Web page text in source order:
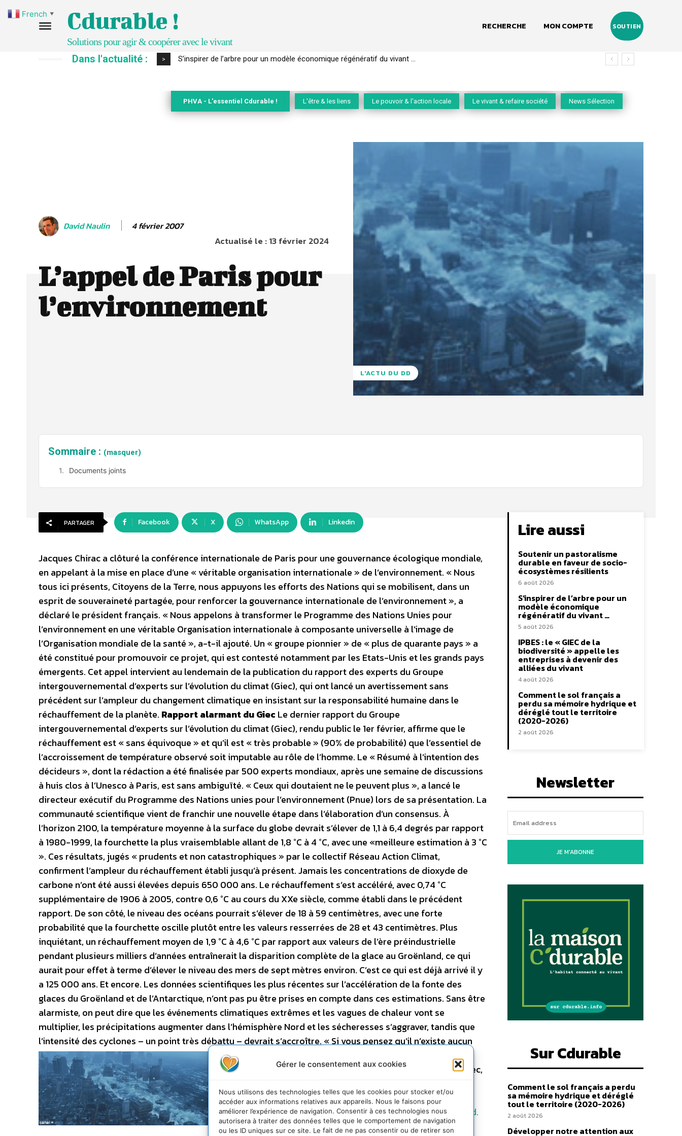
Gérer le consentement aux cookies
Nous utilisons des technologies telles que les cookies pour stocker et/ou
accéder aux informations relatives aux appareils. Nous le faisons pour
améliorer l’expérience de navigation. Consentir à ces technologies nous
autorisera à traiter des données telles que le comportement de navigation
ou les ID uniques sur ce site. Le fait de ne pas consentir ou de retirer son
Cdurable !
Solutions pour agir & coopérer avec le vivant
RECHERCHE MON COMPTE SOUTIEN
Dans l'actualité : > IPBES : le « GIEC de la biodiversité » appelle les entreprises à devenir des alliées du vivant
PHVA - L'essentiel Cdurable ! L'être & les liens Le pouvoir & l'action locale Le vivant & refaire société News Sélection
David Naulin 4 février 2007
Actualisé le :13 février 2024
L’appel de Paris pour
l’environnement
L'ACTU DU DD
Sommaire : (masquer)
Documents joints
PARTAGER Facebook X WhatsApp Linkedin
Jacques Chirac a clôturé la conférence internationale de Paris pour une gouvernance écologique mondiale,
en appelant à la mise en place d’une « véritable organisation internationale » de l’environnement. « Nous
tous ici présents, Citoyens de la Terre, nous appuyons les efforts des Nations qui se mobilisent, dans un
esprit de souveraineté partagée, pour renforcer la gouvernance internationale de l’environnement », a
déclaré le président français. « Nous appelons à transformer le Programme des Nations Unies pour
l’environnement en une véritable Organisation internationale à composante universelle à l’image de
l’Organisation mondiale de la santé », a-t-il ajouté. Un « groupe pionnier » de « plus de quarante pays » a
été constitué pour promouvoir ce projet, qui est contesté notamment par les Etats-Unis et les grands pays
émergents. Cet appel intervient au lendemain de la publication du rapport des experts du Groupe
intergouvernemental d’experts sur l’évolution du climat (Giec), qui ont lancé un avertissement sans
précédent sur l’ampleur du changement climatique en insistant sur la responsabilité humaine dans le
réchauffement de la planète. Rapport alarmant du Giec Le dernier rapport du Groupe
intergouvernemental d’experts sur l’évolution du climat (Giec), rendu public le 1er février, affirme que le
réchauffement est « sans équivoque » et qu’il est « très probable » (90% de probabilité) que l’essentiel de
l’accroissement de température observé soit imputable au rôle de l’homme. Le « Résumé à l’intention des
décideurs », dont la rédaction a été finalisée par 500 experts mondiaux, après une semaine de discussions
à huis clos à l’Unesco à Paris, est sans ambiguïté. « Ceux qui doutaient ne le peuvent plus », a lancé le
directeur exécutif du Programme des Nations unies pour l’environnement (Pnue) lors de sa présentation. La
communauté scientifique vient de franchir une nouvelle étape dans l’élaboration d’un consensus. À
l’horizon 2100, la température moyenne à la surface du globe devrait s’élever de 1,1 à 6,4 degrés par rapport
à 1980-1999, la fourchette la plus vraisemblable allant de 1,8 °C à 4 °C, avec une «meilleure estimation à 3 °C
». Ces résultats, jugés « prudents et non catastrophiques » par le collectif Réseau Action Climat,
confirment l’ampleur du réchauffement établi jusqu’à présent. Jamais les concentrations de dioxyde de
carbone n’ont été aussi élevées depuis 650 000 ans. Le réchauffement s’est accéléré, avec 0,74 °C
supplémentaire de 1906 à 2005, contre 0,6 °C au cours du XXe siècle, comme établi dans le précédent
rapport. De son côté, le niveau des océans pourrait s’élever de 18 à 59 centimètres, avec une forte
probabilité que la fourchette oscille plutôt entre les valeurs resserrées de 28 et 43 centimètres. Plus
inquiétant, un réchauffement moyen de 1,9 °C à 4,6 °C par rapport aux valeurs de l’ère préindustrielle
pendant plusieurs milliers d’années entraînerait la disparition complète de la glace au Groënland, ce qui
aurait pour effet à terme d’élever le niveau des mers de sept mètres environ. C’est ce qui est déjà arrivé il y
a 125 000 ans. Et encore. Les données scientifiques les plus récentes sur l’accélération de la fonte des
glaces du Groënland et de l’Antarctique, n’ont pas pu être prises en compte dans ces estimations. Sans être
alarmiste, on peut dire que les événements climatiques extrêmes et les vagues de chaleur vont se
multiplier, les précipitations augmenter dans l’hémisphère Nord et les sécheresses s’aggraver, tandis que
l’intensité des cyclones – un point très débattu – devrait s’accroître.« Si vous pensez qu’il n’existe aucun
rapport entre le constat scientifique et les décisions
politiques, vous vous trompez », a lancé le président du Giec,
faire. » Récemment, le rapport Stern a évalué à 5 500
milliards d’euros le coût de l’inaction.« Il n’est pas trop tard.
Rejoignez la révolution énergétique », clamait Greenpeace
Lire aussi
Soutenir un pastoralisme
durable en faveur de socio-
écosystèmes résilients
6 août 2026
S’inspirer de l’arbre pour un
modèle économique
régénératif du vivant …
5 août 2026
IPBES : le « GIEC de la
biodiversité » appelle les
entreprises à devenir des
alliées du vivant
4 août 2026
Comment le sol français a
perdu sa mémoire hydrique et
déréglé tout le territoire
(2020-2026)
2 août 2026
Newsletter
JE M'ABONNE
Sur Cdurable
Comment le sol français a perdu
sa mémoire hydrique et déréglé
tout le territoire (2020-2026)
2 août 2026
Développer notre attention aux
French ▼